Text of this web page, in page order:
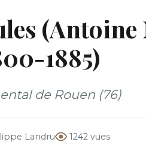
1885)
de Rouen (76)
Landru 1242 vues